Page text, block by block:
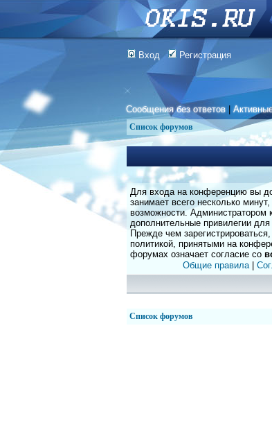
Вход Регистрация
Сообщения без ответов |
Список форумов
Для входа на конференцию вы
занимает всего несколько
возможности. Администратором
дополнительные привилегии
Прежде чем
политикой, принятыми на
форумах означает согласие со
Общие правила|
Список форумов